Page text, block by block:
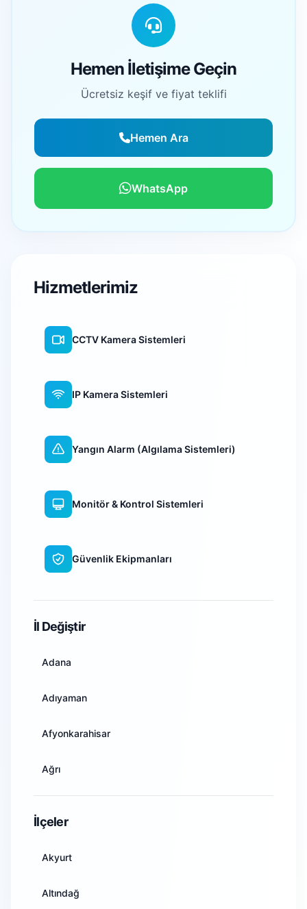
Hemen İletişime Geçin
Ücretsiz keşif ve fiyat teklifi
Hemen Ara
WhatsApp
Hizmetlerimiz
CCTV Kamera Sistemleri
IP Kamera Sistemleri
Yangın Alarm (Algılama Sistemleri)
Monitör & Kontrol Sistemleri
Güvenlik Ekipmanları
İl Değiştir
Adana
Adıyaman
Afyonkarahisar
Ağrı
İlçeler
Akyurt
Altındağ